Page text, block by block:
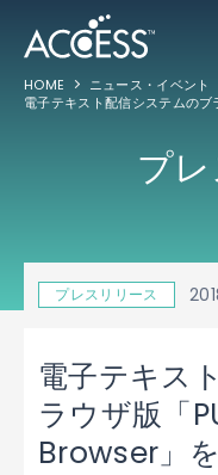
HOME ニュース・イベント
プ
プレスリリース
電子テキス
ラウザ版「
Browser」